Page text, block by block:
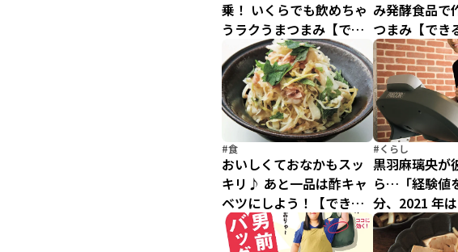
乗！ いくらでも飲めちゃ
うラクうまつまみ【でき
るから続く！ダイエット
レシピ(8)】
み発酵食品で
つまみ【でき
く！ダイエッ
(7)】
#食
おいしくておなかもスッ
キリ♪ あと一品は酢キャ
ベツにしよう！【できる
から続く！ダイエットレ
シピ(5)】
#くらし
黒羽麻璃央が
ら…「経験値
分、2021 年
お見せしたい
ムデート〜